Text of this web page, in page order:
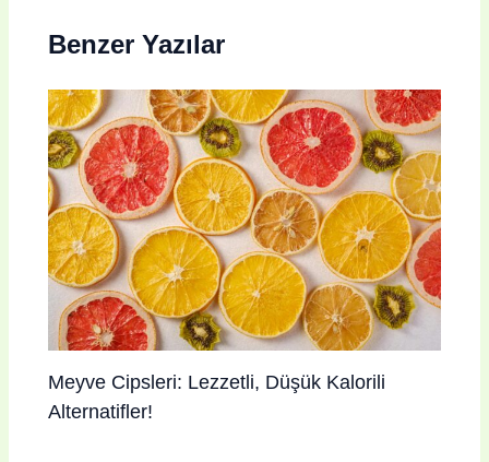
Benzer Yazılar
Meyve Cipsleri: Lezzetli, Düşük Kalorili
Alternatifler!